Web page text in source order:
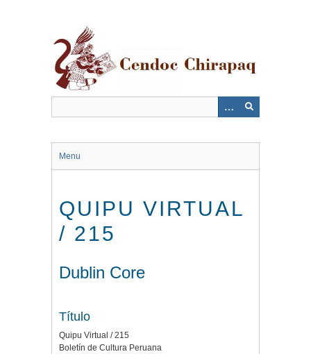
Menu
QUIPU VIRTUAL
/ 215
Dublin Core
Título
Quipu Virtual / 215
Boletín de Cultura Peruana